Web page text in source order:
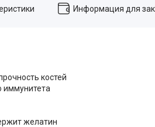
Информация для
костей
иммунитета
желатин